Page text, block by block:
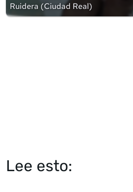
Ruidera (Ciudad Real)
Lee esto: